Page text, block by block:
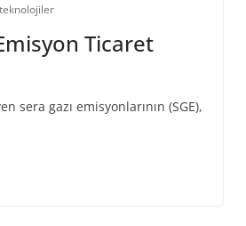
Ticaret
gazı emisyonlarının (SGE),